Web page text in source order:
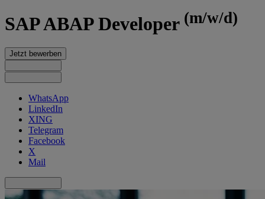
SAP ABAP Developer (m/w/d)
Jetzt bewerben
WhatsApp
LinkedIn
XING
Telegram
Facebook
X
Mail